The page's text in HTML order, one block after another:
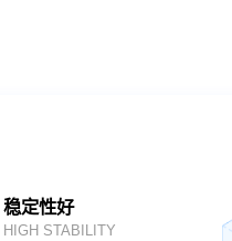
稳定性好
HIGH STABILITY